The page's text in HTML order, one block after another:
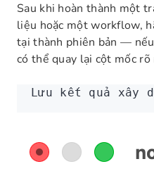
Sau khi hoàn thành một
liệu hoặc một workflow,
tại thành phiên bản —
có thể quay lại cột mốc rõ
Lưu kết quả xây